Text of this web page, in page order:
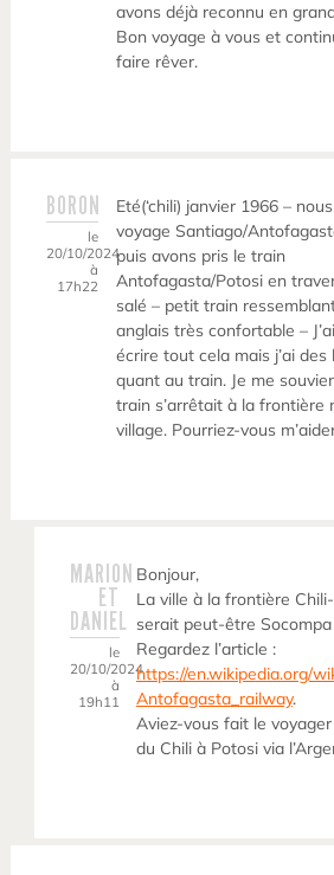
avons déjà reconnu en
Bon voyage à vous et
faire rêver.
BORON
le
20/10/2024
à
17h22
Eté(‘chili) janvier 1966 –
voyage Santiago/
puis avons pris le train
Antofagasta/Potosi en
salé – petit train
anglais très confortable –
écrire tout cela mais j’ai des
quant au train. Je me
train s’arrêtait à la frontière
village. Pourriez-vous
MARION
ET
DANIEL
le
20/10/2024
à
19h11
Bonjour,
La ville à la frontière
serait peut-être Socompa
Regardez l’article :
https://en.wikipedia.org/
Antofagasta_railway.
Aviez-vous fait le
du Chili à Potosi via